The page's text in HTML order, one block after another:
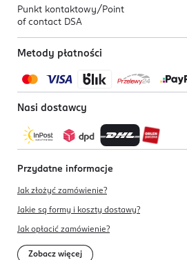
Punkt kontaktowy/ Point
of contact DSA
Metody płatności
Nasi dostawcy
Przydatne informacje
Jak złożyć zamówienie?
Jakie są formy i koszty dostawy?
Jak opłacić zamówienie?
Zobacz więcej